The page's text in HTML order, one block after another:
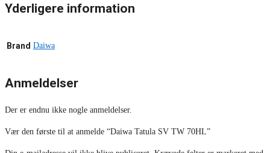
Yderligere information
Brand Daiwa
Anmeldelser
Der er endnu ikke nogle anmeldelser.
Vær den første til at anmelde “Daiwa Tatula SV TW 70HL”